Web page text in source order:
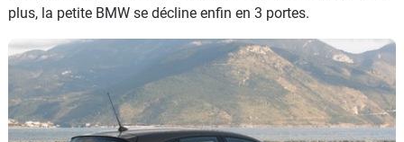
plus, la petite BMW se décline enfin en 3 portes.